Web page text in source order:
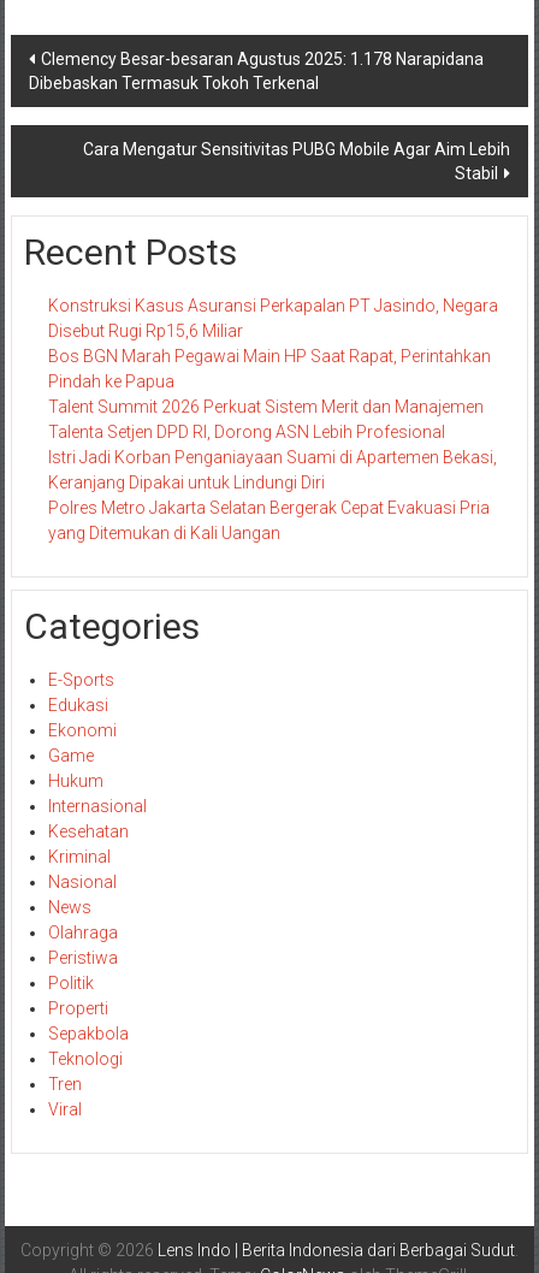
Navigasi
pos
Clemency Besar-besaran Agustus 2025: 1.178 Narapidana
Dibebaskan Termasuk Tokoh Terkenal
Cara Mengatur Sensitivitas PUBG Mobile Agar Aim Lebih
Stabil
Recent Posts
Konstruksi Kasus Asuransi Perkapalan PT Jasindo, Negara
Disebut Rugi Rp15,6 Miliar
Bos BGN Marah Pegawai Main HP Saat Rapat, Perintahkan
Pindah ke Papua
Talent Summit 2026 Perkuat Sistem Merit dan Manajemen
Talenta Setjen DPD RI, Dorong ASN Lebih Profesional
Istri Jadi Korban Penganiayaan Suami di Apartemen Bekasi,
Keranjang Dipakai untuk Lindungi Diri
Polres Metro Jakarta Selatan Bergerak Cepat Evakuasi Pria
yang Ditemukan di Kali Uangan
Categories
E-Sports
Edukasi
Ekonomi
Game
Hukum
Internasional
Kesehatan
Kriminal
Nasional
News
Olahraga
Peristiwa
Politik
Properti
Sepakbola
Teknologi
Tren
Viral
Copyright © 2026 Lens Indo | Berita Indonesia dari Berbagai Sudut